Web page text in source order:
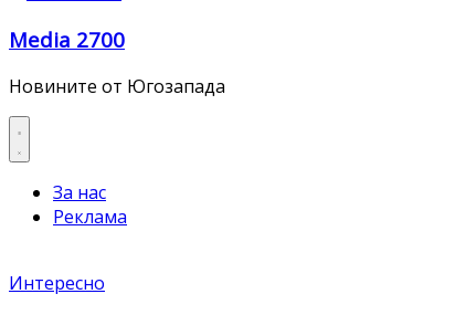
Media 2700
Новините от Югозапада
За нас
Реклама
Интересно